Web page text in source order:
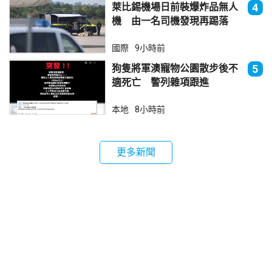
萊比錫機場日前裝爆炸品無人
機 由一名司機發現再踢落
4
國際 9小時前
狗隻將軍澳寵物公園散步後不
適死亡 警列雜項跟進
5
本地 8小時前
更多新聞